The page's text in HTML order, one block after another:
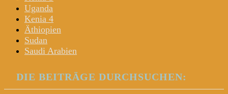
Uganda
Kenia 4
Äthiopien
Sudan
Saudi Arabien
DIE BEITRÄGE DURCHSUCHEN: